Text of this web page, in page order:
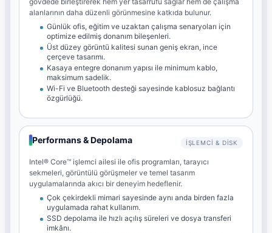
alanlarının daha düzenli görünmesine katkıda bulunur.
Günlük ofis, eğitim ve uzaktan çalışma senaryoları için
optimize edilmiş donanım bileşenleri.
Üst düzey görüntü kalitesi sunan geniş ekran, ince
çerçeve tasarımı.
Kasaya entegre donanım yapısı ile minimum kablo,
maksimum sadelik.
Wi-Fi ve Bluetooth desteği sayesinde kablosuz bağlantı
özgürlüğü.
Performans & Depolama İŞLEMCI & DISK
Intel® Core™ işlemci ailesi ile ofis programları, tarayıcı
sekmeleri, görüntülü görüşmeler ve temel tasarım
uygulamalarında akıcı bir deneyim hedeflenir.
Çok çekirdekli mimari sayesinde aynı anda birden fazla
uygulamada rahat kullanım.
SSD depolama ile hızlı açılış süreleri ve dosya transferi
imkânı.